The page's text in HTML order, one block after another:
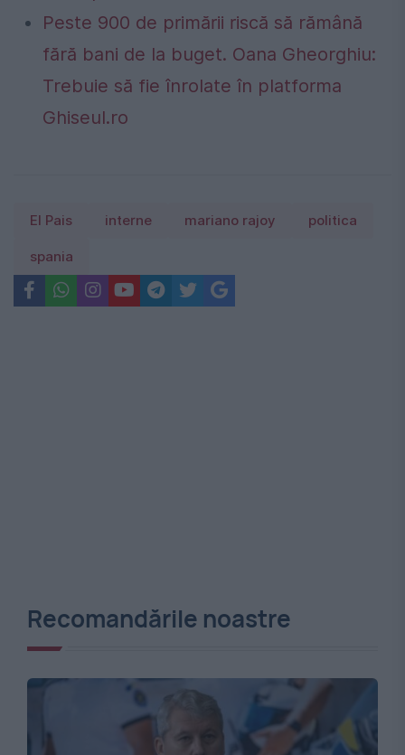
Peste 900 de primării riscă să rămână
fără bani de la buget. Oana Gheorghiu:
Trebuie să fie înrolate în platforma
Ghiseul.ro
El Pais interne mariano rajoy politica
spania
Recomandările noastre